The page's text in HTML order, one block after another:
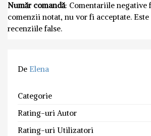
Număr comandă: Comentariile negative
comenzii notat, nu vor fi acceptate. Este
recenziile false.
De Elena
Categorie
Rating-uri Autor
Rating-uri Utilizatori